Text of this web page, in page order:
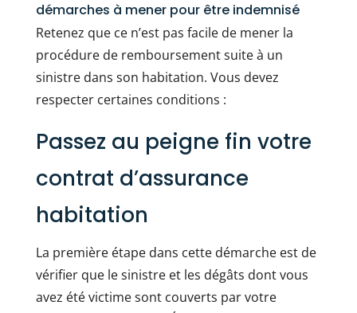
démarches à mener pour être indemnisé
Retenez que ce n’est pas facile de mener la
procédure de remboursement suite à un
sinistre dans son habitation. Vous devez
respecter certaines conditions :
Passez au peigne fin votre
contrat d’assurance
habitation
La première étape dans cette démarche est de
vérifier que le sinistre et les dégâts dont vous
avez été victime sont couverts par votre